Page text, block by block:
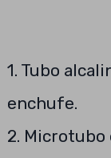
1. Tubo
enchufe.
2. Microtubo